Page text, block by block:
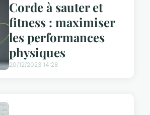
Corde à sauter et
fitness : maximiser
les performances
physiques
20/12/2023 14:28